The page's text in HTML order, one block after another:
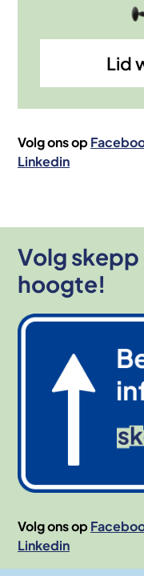
Lid
Volg ons op
Linkedin
Volg
hoogte!
Afbeelding
Volg ons op
Linkedin